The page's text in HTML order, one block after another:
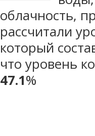
облачность,
рассчитали
который
что уровень
47.1%